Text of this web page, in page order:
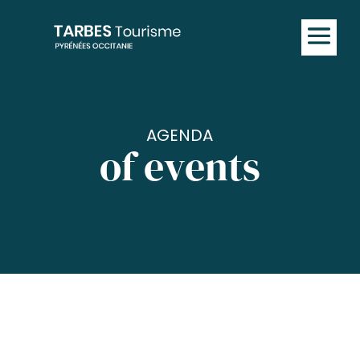
AGENDA
of events